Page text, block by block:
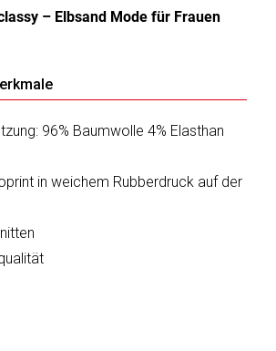
– Elbsand Mode für Frauen
96% Baumwolle 4% Elasthan
in weichem Rubberdruck auf der